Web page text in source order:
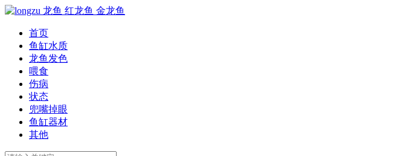
首页
鱼缸水质
龙鱼发色
喂食
伤病
状态
兜嘴掉眼
鱼缸器材
其他